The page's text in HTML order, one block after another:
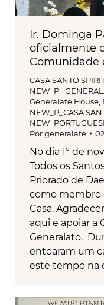
Ir. Dominga
oficialmente
Comunidade
CASA SANTO
NEW_P_
Generalate House
NEW_P_CASA
Porgeneralate
No dia 1º de
Todos os
Priorado de
como membro
Casa.
aqui e apoiar a
Generalato.
entoaram um
este tempo na